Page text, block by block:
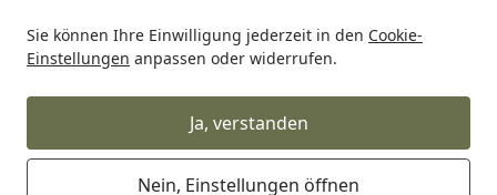
Sie können Ihre Einwilligung jederzeit in den Cookie-
Einstellungen anpassen oder widerrufen.
Ja, verstanden
Nein, Einstellungen öffnen
Startseite
Grill Weber Kessel Mastertouch smoke grey 57cm 2015/E-
Weber Kessel Mastertouch smoke
grey 57cm 2015/E-5750 (67592)